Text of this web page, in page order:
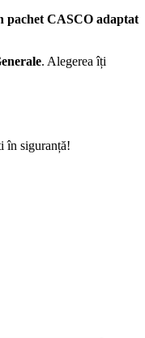
pachet CASCO adaptat
. Alegerea îți
în siguranță!